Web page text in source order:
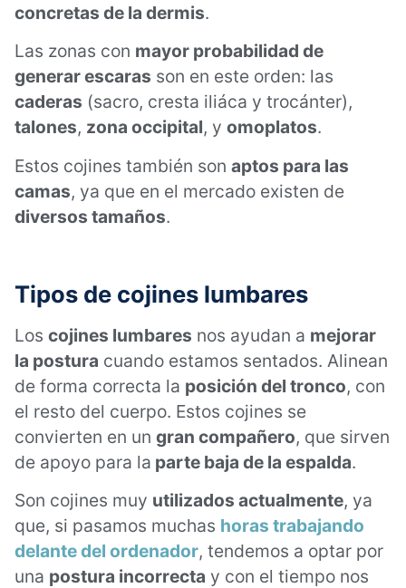
concretas de la dermis.
Las zonas con mayor probabilidad de
generar escaras son en este orden: las
caderas (sacro, cresta iliáca y trocánter),
talones, zona occipital, y omoplatos.
Estos cojines también son aptos para las
camas, ya que en el mercado existen de
diversos tamaños.
Tipos de cojines lumbares
Los cojines lumbares nos ayudan a mejorar
la postura cuando estamos sentados. Alinean
de forma correcta la posición del tronco, con
el resto del cuerpo. Estos cojines se
convierten en un gran compañero, que sirven
de apoyo para la parte baja de la espalda.
Son cojines muy utilizados actualmente, ya
que, si pasamos muchas horas trabajando
delante del ordenador, tendemos a optar por
una postura incorrecta y con el tiempo nos